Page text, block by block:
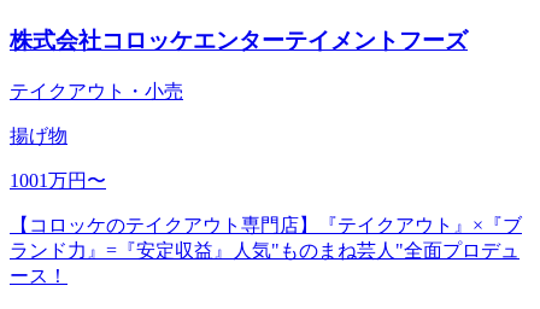
株式会社コロッケエンターテイメントフーズ
テイクアウト・小売
揚げ物
1001万円〜
【コロッケのテイクアウト専門店】『テイクアウト』×『ブ
ランド力』=『安定収益』人気"ものまね芸人"全面プロデュ
ース！